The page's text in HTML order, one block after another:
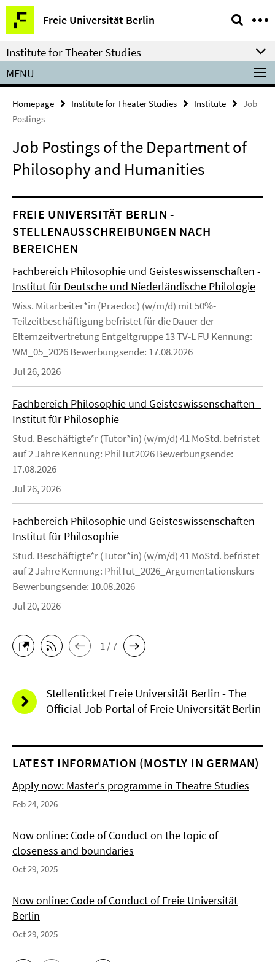
Springe
direkt
zu
Inhalt
Freie Universität Berlin
Service
Navigation
Institute for Theater Studies
MENU
Homepage Institute for Theater Studies Institute
Job
Postings
Job Postings of the Department of
Philosophy and Humanities
FREIE UNIVERSITÄT BERLIN -
STELLENAUSSCHREIBUNGEN NACH
BEREICHEN
Fachbereich Philosophie und Geisteswissenschaften -
Institut für Deutsche und Niederländische Philologie
Wiss. Mitarbeiter*in (Praedoc) (w/m/d) mit 50%-
Teilzeitbeschäftigung befristet für die Dauer der
Elternzeitvertretung Entgeltgruppe 13 TV-L FU Kennung:
WM_05_2026 Bewerbungsende: 17.08.2026
Jul 26, 2026
Fachbereich Philosophie und Geisteswissenschaften -
Institut für Philosophie
Stud. Beschäftigte*r (Tutor*in) (w/m/d) 41 MoStd. befristet
auf 2 Jahre Kennung: PhilTut2026 Bewerbungsende:
17.08.2026
Jul 26, 2026
Fachbereich Philosophie und Geisteswissenschaften -
Institut für Philosophie
Stud. Beschäftigte*r (Tutor*in) (w/m/d) 41 MoStd. befristet
auf 2 Jahre Kennung: PhilTut_2026_Argumentationskurs
Bewerbungsende: 10.08.2026
Jul 20, 2026
1 / 7
Stellenticket Freie Universität Berlin - The
Official Job Portal of Freie Universität Berlin
LATEST INFORMATION (MOSTLY IN GERMAN)
Apply now: Master's programme in Theatre Studies
Feb 24, 2026
Now online: Code of Conduct on the topic of
closeness and boundaries
Oct 29, 2025
Now online: Code of Conduct of Freie Universität
Berlin
Oct 29, 2025